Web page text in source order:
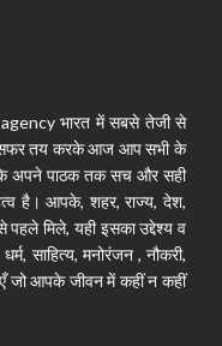
भारत में सबसे तेजी से
सफर तय करके आज आप सभी के
कि अपने पाठक तक सच और सही
है। आपके, शहर, राज्य, देश,
मिले, यही इसका उद्देश्य व
साहित्य, मनोरंजन , नौकरी,
जो आपके जीवन में कहीं न कहीं